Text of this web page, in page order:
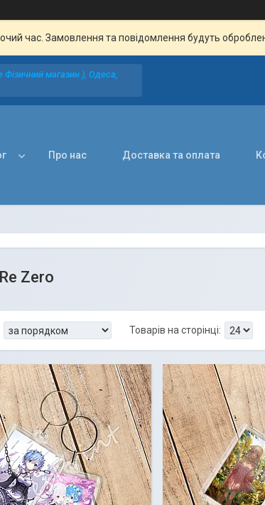
час. Замовлення та повідомлення будуть
магазин ), Одеса,
Про нас Доставка та оплата
Zero